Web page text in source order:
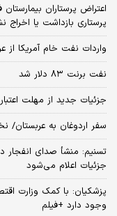
اعتراض پرستاران
پرستاری بازداشت یا
واردات نفت خام آمریکا از
نفت برنت ۸۳ دلار شد
جزئیات جدید از مهلت
سفر اردوغان به
تسنیم: منشأ صدای
جزئیات اعلام می‌شود
پزشکیان: با کمک وزارت
وجود دارد +فیلم